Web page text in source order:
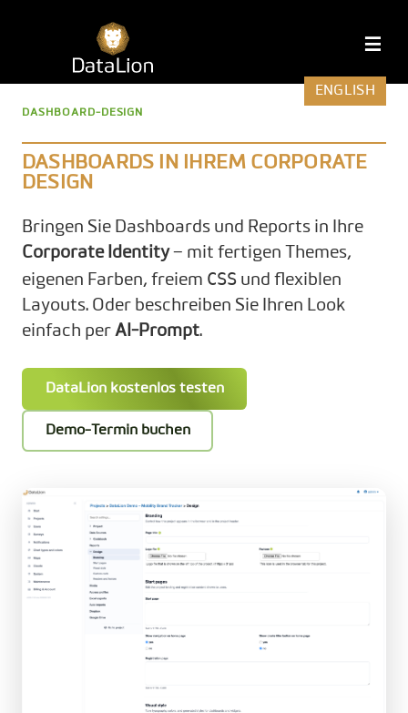
ENGLISH
DASHBOARD-DESIGN
DASHBOARDS IN IHREM CORPORATE
DESIGN
Bringen Sie Dashboards und Reports in Ihre
Corporate Identity– mit fertigen Themes,
eigenen Farben, freiem CSS und flexiblen
Layouts. Oder beschreiben Sie Ihren Look
einfach per AI-Prompt.
DataLion kostenlos testen
Demo-Termin buchen